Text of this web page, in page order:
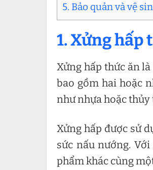
5. Bảo quản và vệ
1. Xửng hấp
Xửng hấp thức ăn
bao gồm hai hoặc
như nhựa hoặc thủy
Xửng hấp được sử
sức nấu nướng.
phẩm khác cùng